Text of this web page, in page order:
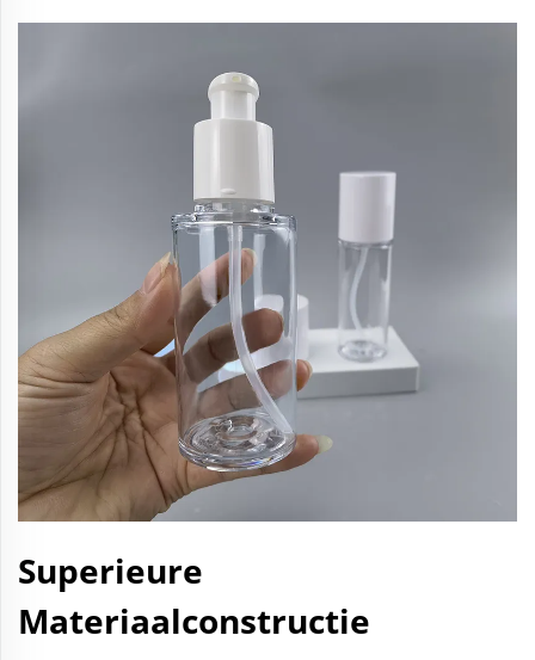
Superieure
Materiaalconstructie